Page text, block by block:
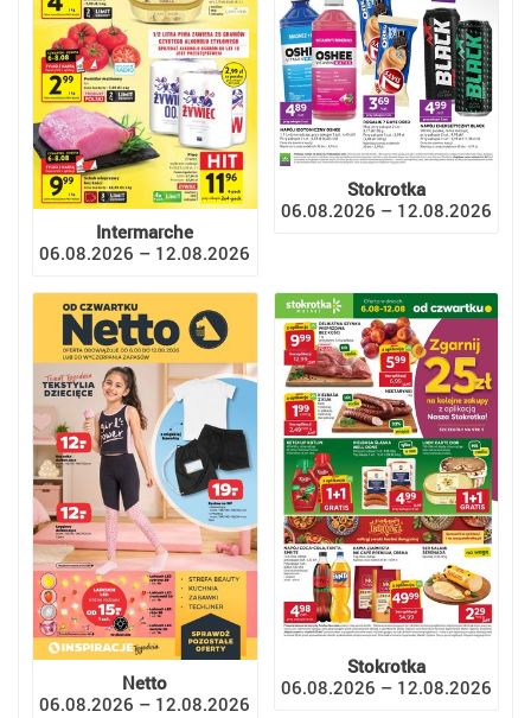
Intermarche
06.08.2026 – 12.08.2026
Stokrotka
06.08.2026 – 12.08.2026
Netto
06.08.2026 – 12.08.2026
Stokrotka
06.08.2026 – 12.08.2026